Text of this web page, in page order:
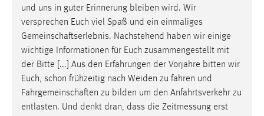
und uns in guter Erinnerung bleiben wird. Wir
versprechen Euch viel Spaß und ein einmaliges
Gemeinschaftserlebnis. Nachstehend haben wir einige
wichtige Informationen für Euch zusammengestellt mit
der Bitte [...] Aus den Erfahrungen der Vorjahre bitten wir
Euch, schon frühzeitig nach Weiden zu fahren und
Fahrgemeinschaften zu bilden um den Anfahrtsverkehr zu
entlasten. Und denkt dran, dass die Zeitmessung erst